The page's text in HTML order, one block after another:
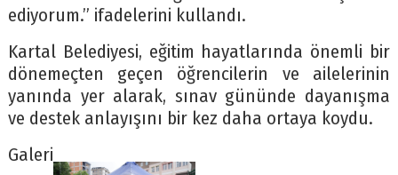
ediyorum.” ifadelerini kullandı.
Kartal Belediyesi, eğitim hayatlarında önemli bir
dönemeçten geçen öğrencilerin ve ailelerinin
yanında yer alarak, sınav gününde dayanışma
ve destek anlayışını bir kez daha ortaya koydu.
Galeri